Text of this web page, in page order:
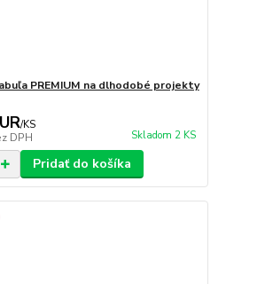
PREMIUM na dlhodobé projekty
/KS
DPH Skladom 2 KS
Pridať do košíka